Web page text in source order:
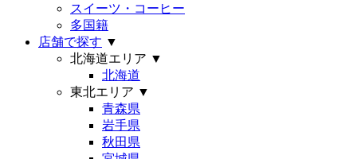
スイーツ・コーヒー
多国籍
店舗で探す ▼
北海道エリア ▼
北海道
東北エリア ▼
青森県
岩手県
秋田県